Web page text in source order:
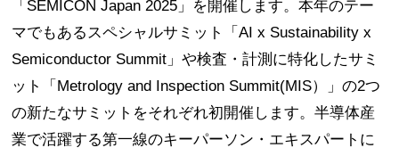
「SEMICON Japan 2025」を開催します。本年のテー
マでもあるスペシャルサミット「AI x Sustainability x
Semiconductor Summit」や検査・計測に特化したサミ
ット「Metrology and Inspection Summit(MIS）」の2つ
の新たなサミットをそれぞれ初開催します。半導体産
業で活躍する第一線のキーパーソン・エキスパートに